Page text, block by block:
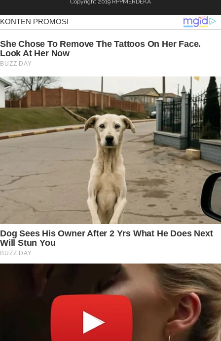
Copyright 2019 RPPMERDEKA